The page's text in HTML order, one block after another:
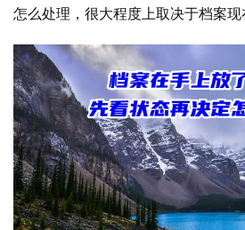
怎么处理，很大程度上取决于档案现